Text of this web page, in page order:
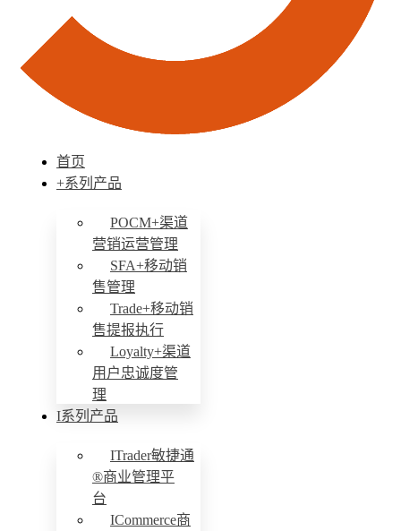
首页
+系列产品
POCM+渠道
营销运营管理
SFA+移动销
售管理
Trade+移动销
售提报执行
Loyalty+渠道
用户忠诚度管
理
I系列产品
ITrader敏捷通
®商业管理平
台
ICommerce商